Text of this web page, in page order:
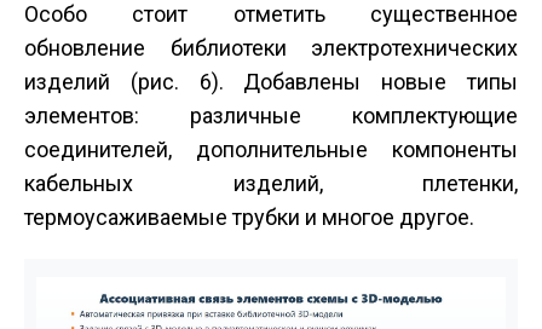
Особо стоит отметить существенное
обновление библиотеки электротехнических
изделий (рис. 6). Добавлены новые типы
элементов: различные комплектующие
соединителей, дополнительные компоненты
кабельных изделий, плетенки,
термоусаживаемые трубки и многое другое.